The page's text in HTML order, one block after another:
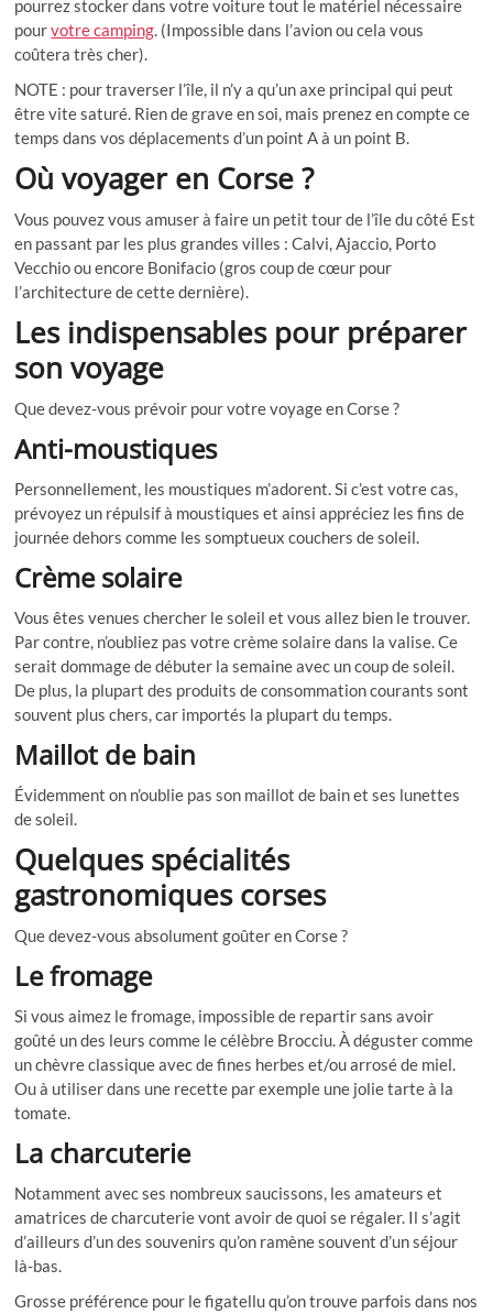
pourrez stocker dans votre voiture tout le matériel nécessaire
pourvotre camping. (Impossible dans l’avion ou cela vous
coûtera très cher).
NOTE : pour traverser l’île, il n’y a qu’un axe principal qui peut
être vite saturé. Rien de grave en soi, mais prenez en compte ce
temps dans vos déplacements d’un point A à un point B.
Où voyager en Corse ?
Vous pouvez vous amuser à faire un petit tour de l’île du côté Est
en passant par les plus grandes villes : Calvi, Ajaccio, Porto
Vecchio ou encore Bonifacio (gros coup de cœur pour
l’architecture de cette dernière).
Les indispensables pour préparer
son voyage
Que devez-vous prévoir pour votre voyage en Corse ?
Anti-moustiques
Personnellement, les moustiques m’adorent. Si c’est votre cas,
prévoyez un répulsif à moustiques et ainsi appréciez les fins de
journée dehors comme les somptueux couchers de soleil.
Crème solaire
Vous êtes venues chercher le soleil et vous allez bien le trouver.
Par contre, n’oubliez pas votre crème solaire dans la valise. Ce
serait dommage de débuter la semaine avec un coup de soleil.
De plus, la plupart des produits de consommation courants sont
souvent plus chers, car importés la plupart du temps.
Maillot de bain
Évidemment on n’oublie pas son maillot de bain et ses lunettes
de soleil.
Quelques spécialités
gastronomiques corses
Que devez-vous absolument goûter en Corse ?
Le fromage
Si vous aimez le fromage, impossible de repartir sans avoir
goûté un des leurs comme le célèbre Brocciu. À déguster comme
un chèvre classique avec de fines herbes et/ou arrosé de miel.
Ou à utiliser dans une recette par exemple une jolie tarte à la
tomate.
La charcuterie
Notamment avec ses nombreux saucissons, les amateurs et
amatrices de charcuterie vont avoir de quoi se régaler. Il s’agit
d’ailleurs d’un des souvenirs qu’on ramène souvent d’un séjour
là-bas.
Grosse préférence pour le figatellu qu’on trouve parfois dans nos